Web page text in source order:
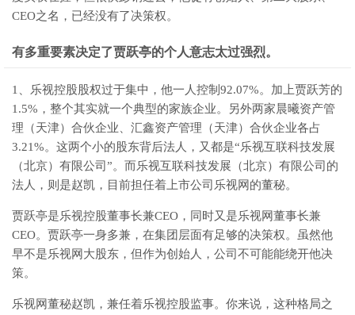
CEO之名，已经没有了决策权。
有多重要素决定了贾跃亭的个人意志太过强烈。
1、乐视控股股权过于集中，他一人控制92.07%。加上贾跃芳的
1.5%，整个其实就一个典型的家族企业。另外两家晨曦资产管
理（天津）合伙企业、汇鑫资产管理（天津）合伙企业各占
3.21%。这两个小的股东背后法人，又都是“乐视互联科技发展
（北京）有限公司”。而乐视互联科技发展（北京）有限公司的
法人，则是赵凯，目前担任着上市公司乐视网的董秘。
贾跃亭是乐视控股董事长兼CEO，同时又是乐视网董事长兼
CEO。贾跃亭一身多兼，在集团层面有足够的决策权。虽然他
早不是乐视网大股东，但作为创始人，公司不可能能绕开他决
策。
乐视网董秘赵凯，兼任着乐视控股监事。你来说，这种格局之